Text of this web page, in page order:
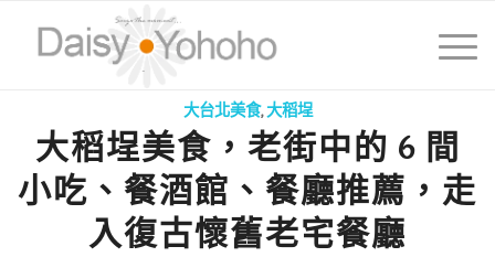
大台北美食,大稻埕
大稻埕美食，老街中的 6 間
小吃、餐酒館、餐廳推薦，走
入復古懷舊老宅餐廳